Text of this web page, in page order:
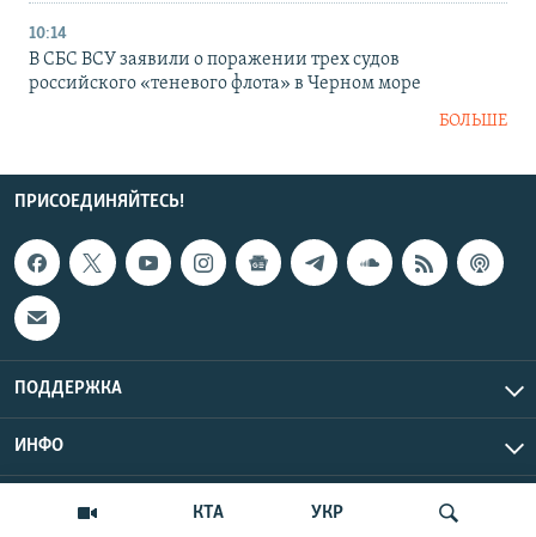
КТА УКР
10:14
В СБС ВСУ заявили о поражении трех судов
российского «теневого флота» в Черном море
БОЛЬШЕ
ПРИСОЕДИНЯЙТЕСЬ!
ПОДДЕРЖКА
ИНФО
Copyright Крым.Реалии, 2026 | Все права защищены.
UTC+3